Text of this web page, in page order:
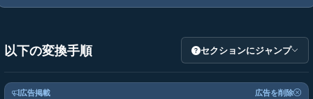
以下の変換手順 セクションにジャンプ
広告掲載 広告を削除